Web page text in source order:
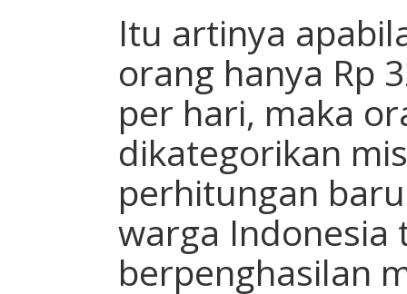
Itu artinya
orang hanya Rp
per hari, maka
dikategorikan
perhitungan
warga Indonesia
berpenghasilan